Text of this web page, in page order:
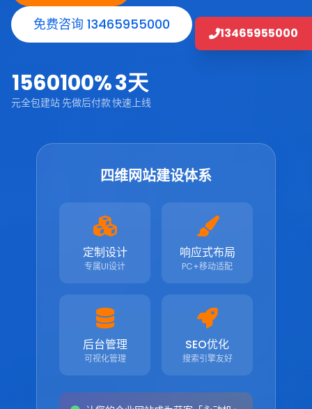
免费咨询 13465955000
1560
元全包建站
100%
先做后付款
3天
快速上线
四维网站建设体系
定制设计
专属UI设计
响应式布局
PC+移动适配
后台管理
可视化管理
SEO优化
搜索引擎友好
13465955000